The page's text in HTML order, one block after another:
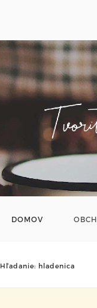
DOMOV
Hľadanie: hladenica